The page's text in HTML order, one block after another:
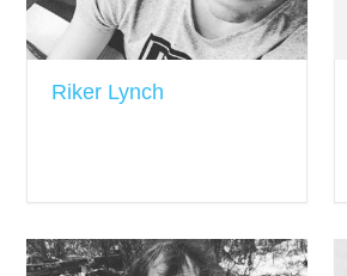
Riker Lynch